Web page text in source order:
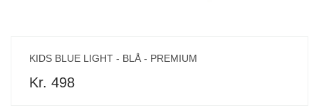
KIDS BLUE LIGHT - BLÅ - PREMIUM
Kr. 498